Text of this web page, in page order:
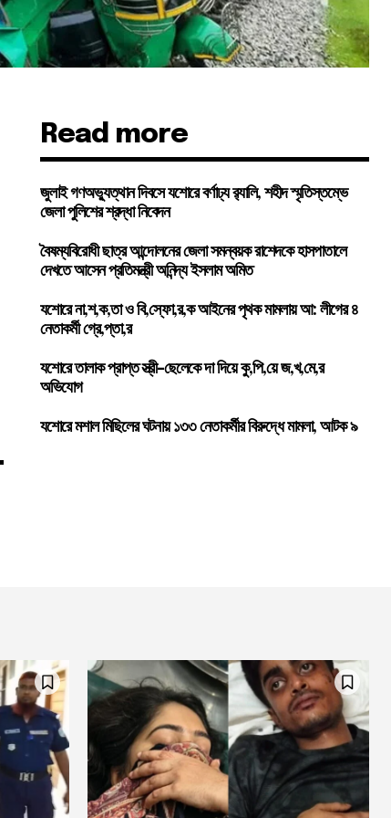
Read more
জুলাই গণঅভ্যুত্থান দিবসে যশোরে বর্ণাঢ্য র‍্যালি, শহীদ স্মৃতিস্তম্ভে
জেলা পুলিশের শ্রদ্ধা নিবেদন
বৈষম্যবিরোধী ছাত্র আন্দোলনের জেলা সমন্বয়ক রাশেদকে হাসপাতালে
দেখতে আসেন প্রতিমন্ত্রী অনিন্দ্য ইসলাম অমিত
যশোরে না,শ,ক,তা ও বি,স্ফো,র,ক আইনের পৃথক মামলায় আ: লীগের ৪
নেতাকর্মী গ্রে,প্তা,র
যশোরে তালাক প্রাপ্ত স্ত্রী-ছেলেকে দা দিয়ে কু,পি,য়ে জ,খ,মে,র
অভিযোগ
যশোরে মশাল মিছিলের ঘটনায় ১৩৩ নেতাকর্মীর বিরুদ্ধে মামলা, আটক ৯